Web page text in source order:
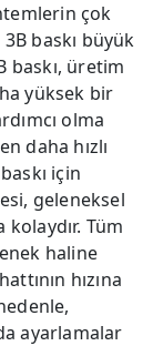
çok
baskı büyük
baskı, üretim
yüksek bir
olma
daha hızlı
için
geleneksel
Tüm
haline
hızına
ayarlamalar